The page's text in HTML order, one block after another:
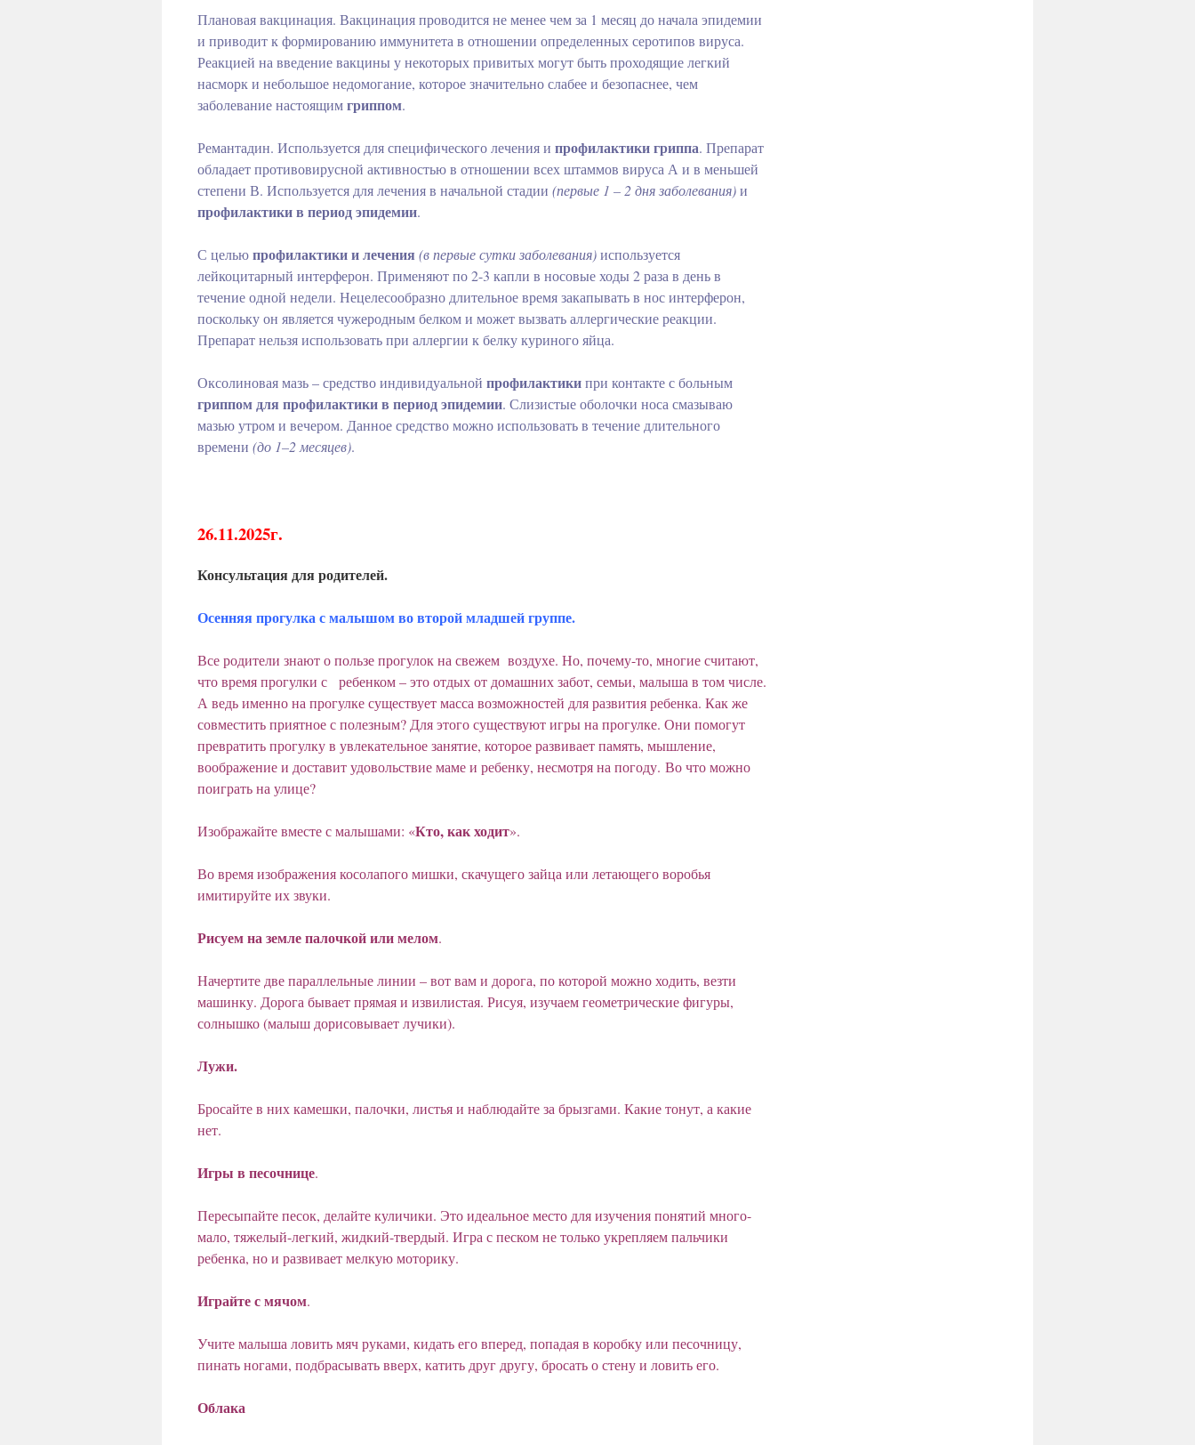
Плановая вакцинация. Вакцинация проводится не менее чем за 1 месяц до начала эпидемии
и приводит к формированию иммунитета в отношении определенных серотипов вируса.
Реакцией на введение вакцины у некоторых привитых могут быть проходящие легкий
насморк и небольшое недомогание, которое значительно слабее и безопаснее, чем
заболевание настоящимгриппом.
Ремантадин. Используется для специфического лечения и профилактики гриппа. Препарат
обладает противовирусной активностью в отношении всех штаммов вируса А и в меньшей
степени В. Используется для лечения в начальной стадии (первые 1 – 2 дня заболевания)и
профилактики в период эпидемии.
С цельюпрофилактики и лечения (в первые сутки заболевания)используется
лейкоцитарный интерферон. Применяют по 2-3 капли в носовые ходы 2 раза в день в
течение одной недели. Нецелесообразно длительное время закапывать в нос интерферон,
поскольку он является чужеродным белком и может вызвать аллергические реакции.
Препарат нельзя использовать при аллергии к белку куриного яйца.
Оксолиновая мазь – средство индивидуальной профилактикипри контакте с больным
гриппом для профилактики в период эпидемии. Слизистые оболочки носа смазываю
мазью утром и вечером. Данное средство можно использовать в течение длительного
времени (до 1–2 месяцев).
26.11.2025г.
Консультация для родителей.
Осенняя прогулка с малышом во второй младшей группе.
Все родители знают о пользе прогулок на свежем воздухе. Но, почему-то, многие считают,
что время прогулки с ребенком – это отдых от домашних забот, семьи, малыша в том числе.
А ведь именно на прогулке существует масса возможностей для развития ребенка. Как же
совместить приятное с полезным? Для этого существуют игры на прогулке. Они помогут
превратить прогулку в увлекательное занятие, которое развивает память, мышление,
воображение и доставит удовольствие маме и ребенку, несмотря на погоду. Во что можно
поиграть на улице?
Изображайте вместе с малышами: «Кто, как ходит».
Во время изображения косолапого мишки, скачущего зайца или летающего воробья
имитируйте их звуки.
Рисуем на земле палочкой или мелом.
Начертите две параллельные линии – вот вам и дорога, по которой можно ходить, везти
машинку. Дорога бывает прямая и извилистая. Рисуя, изучаем геометрические фигуры,
солнышко (малыш дорисовывает лучики).
Лужи.
Бросайте в них камешки, палочки, листья и наблюдайте за брызгами. Какие тонут, а какие
нет.
Игры в песочнице.
Пересыпайте песок, делайте куличики. Это идеальное место для изучения понятий много-
мало, тяжелый-легкий, жидкий-твердый. Игра с песком не только укрепляем пальчики
ребенка, но и развивает мелкую моторику.
Играйте с мячом.
Учите малыша ловить мяч руками, кидать его вперед, попадая в коробку или песочницу,
пинать ногами, подбрасывать вверх, катить друг другу, бросать о стену и ловить его.
Облака